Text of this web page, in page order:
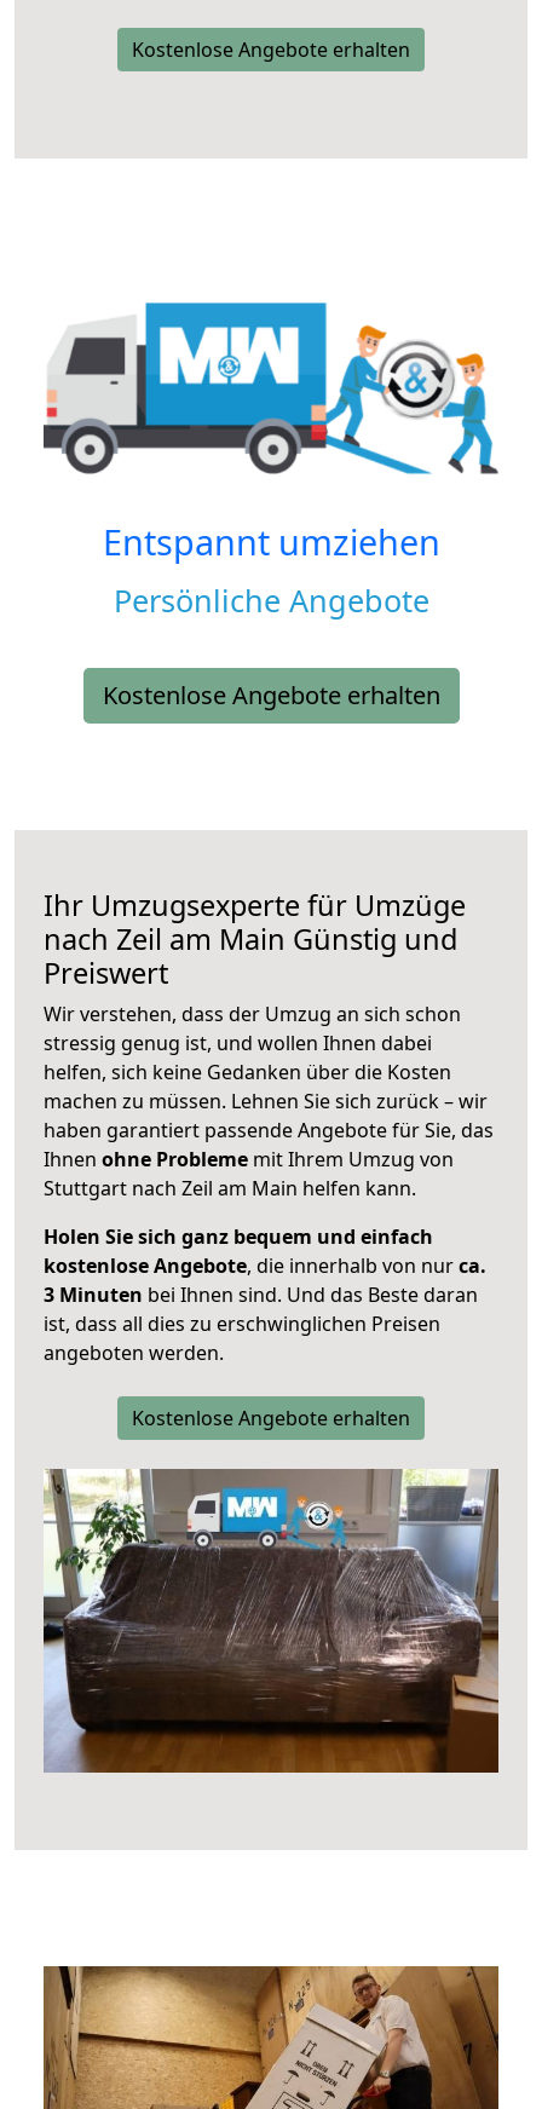
Kostenlose Angebote erhalten
Entspannt umziehen
Persönliche Angebote
Kostenlose Angebote erhalten
Ihr Umzugsexperte für Umzüge
nach Zeil am Main Günstig und
Preiswert
Wir verstehen, dass der Umzug an sich schon
stressig genug ist, und wollen Ihnen dabei
helfen, sich keine Gedanken über die Kosten
machen zu müssen. Lehnen Sie sich zurück – wir
haben garantiert passende Angebote für Sie, das
Ihnen ohne Probleme mit Ihrem Umzug von
Stuttgart nach Zeil am Main helfen kann.
Holen Sie sich ganz bequem und einfach
kostenlose Angebote, die innerhalb von nurca.
3 Minuten bei Ihnen sind. Und das Beste daran
ist, dass all dies zu erschwinglichen Preisen
angeboten werden.
Kostenlose Angebote erhalten